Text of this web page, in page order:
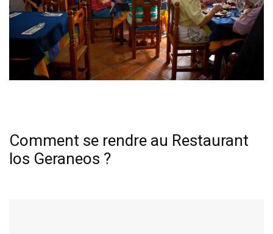
Comment se rendre au Restaurant
los Geraneos ?